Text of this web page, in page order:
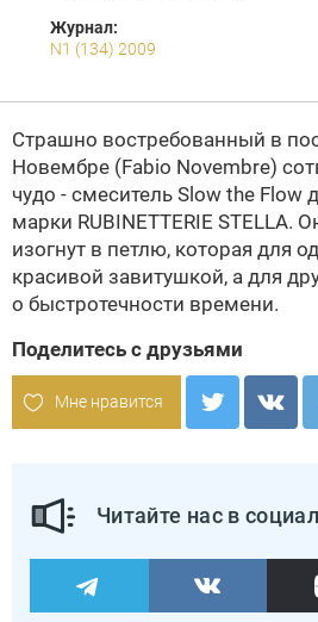
Журнал:
N1 (134) 2009
Страшно востребованный в
Новембре (Fabio Novembre)
чудо - смеситель Slow the Flow
марки RUBINETTERIE STELLA.
изогнут в петлю, которая для
красивой завитушкой, а для
о быстротечности времени.
Поделитесь с друзьями
Мне нравится
Читайте нас в